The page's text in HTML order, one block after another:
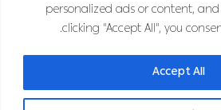
personalized ads or content,
clicking "Accept All", you
Accept All
التواصل الاجتماعي